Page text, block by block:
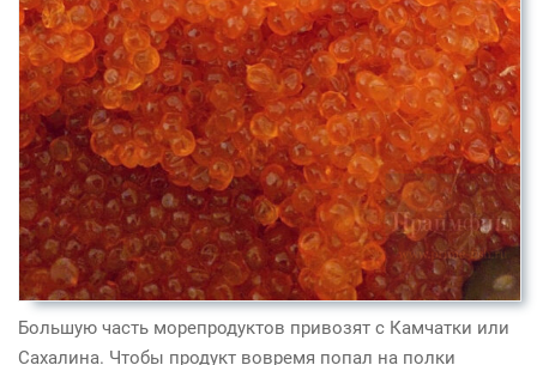
Большую часть морепродуктов привозят с Камчатки или
Сахалина. Чтобы продукт вовремя попал на полки